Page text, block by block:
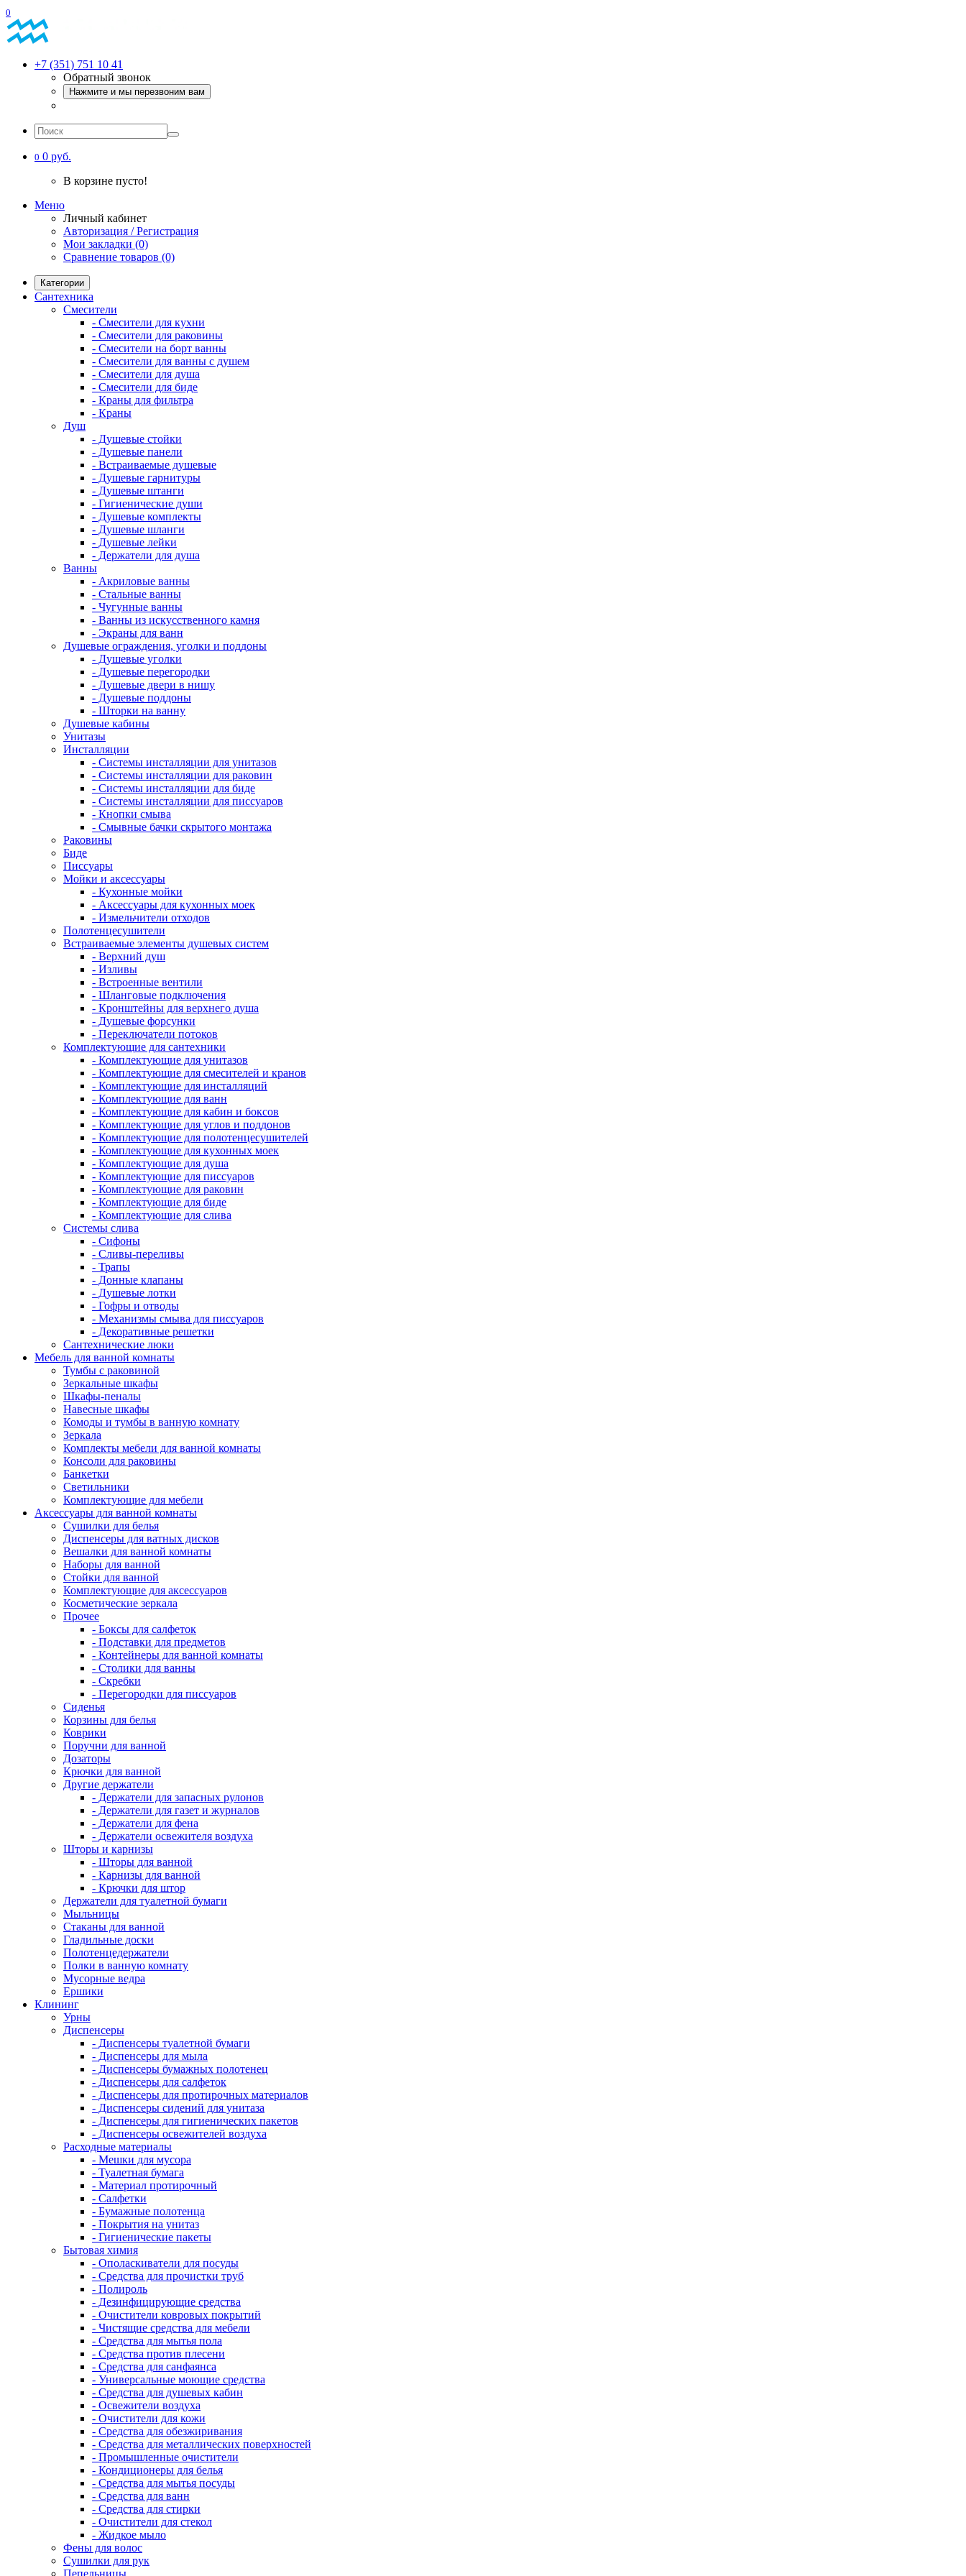
0
+7 (351) 751 10 41
Обратный звонок
Нажмите и мы перезвоним вам
0 0 руб.
В корзине пусто!
Меню
Личный кабинет
Авторизация / Регистрация
Мои закладки (0)
Сравнение товаров (0)
Категории
Сантехника
Смесители
- Смесители для кухни
- Смесители для раковины
- Смесители на борт ванны
- Смесители для ванны с душем
- Смесители для душа
- Смесители для биде
- Краны для фильтра
- Краны
Душ
- Душевые стойки
- Душевые панели
- Встраиваемые душевые
- Душевые гарнитуры
- Душевые штанги
- Гигиенические души
- Душевые комплекты
- Душевые шланги
- Душевые лейки
- Держатели для душа
Ванны
- Акриловые ванны
- Стальные ванны
- Чугунные ванны
- Ванны из искусственного камня
- Экраны для ванн
Душевые ограждения, уголки и поддоны
- Душевые уголки
- Душевые перегородки
- Душевые двери в нишу
- Душевые поддоны
- Шторки на ванну
Душевые кабины
Унитазы
Инсталляции
- Системы инсталляции для унитазов
- Системы инсталляции для раковин
- Системы инсталляции для биде
- Системы инсталляции для писсуаров
- Кнопки смыва
- Смывные бачки скрытого монтажа
Раковины
Биде
Писсуары
Мойки и аксессуары
- Кухонные мойки
- Аксессуары для кухонных моек
- Измельчители отходов
Полотенцесушители
Встраиваемые элементы душевых систем
- Верхний душ
- Изливы
- Встроенные вентили
- Шланговые подключения
- Кронштейны для верхнего душа
- Душевые форсунки
- Переключатели потоков
Комплектующие для сантехники
- Комплектующие для унитазов
- Комплектующие для смесителей и кранов
- Комплектующие для инсталляций
- Комплектующие для ванн
- Комплектующие для кабин и боксов
- Комплектующие для углов и поддонов
- Комплектующие для полотенцесушителей
- Комплектующие для кухонных моек
- Комплектующие для душа
- Комплектующие для писсуаров
- Комплектующие для раковин
- Комплектующие для биде
- Комплектующие для слива
Системы слива
- Сифоны
- Сливы-переливы
- Трапы
- Донные клапаны
- Душевые лотки
- Гофры и отводы
- Механизмы смыва для писсуаров
- Декоративные решетки
Сантехнические люки
Мебель для ванной комнаты
Тумбы с раковиной
Зеркальные шкафы
Шкафы-пеналы
Навесные шкафы
Комоды и тумбы в ванную комнату
Зеркала
Комплекты мебели для ванной комнаты
Консоли для раковины
Банкетки
Светильники
Комплектующие для мебели
Аксессуары для ванной комнаты
Сушилки для белья
Диспенсеры для ватных дисков
Вешалки для ванной комнаты
Наборы для ванной
Стойки для ванной
Комплектующие для аксессуаров
Косметические зеркала
Прочее
- Боксы для салфеток
- Подставки для предметов
- Контейнеры для ванной комнаты
- Столики для ванны
- Скребки
- Перегородки для писсуаров
Сиденья
Корзины для белья
Коврики
Поручни для ванной
Дозаторы
Крючки для ванной
Другие держатели
- Держатели для запасных рулонов
- Держатели для газет и журналов
- Держатели для фена
- Держатели освежителя воздуха
Шторы и карнизы
- Шторы для ванной
- Карнизы для ванной
- Крючки для штор
Держатели для туалетной бумаги
Мыльницы
Стаканы для ванной
Гладильные доски
Полотенцедержатели
Полки в ванную комнату
Мусорные ведра
Ершики
Клининг
Урны
Диспенсеры
- Диспенсеры туалетной бумаги
- Диспенсеры для мыла
- Диспенсеры бумажных полотенец
- Диспенсеры для салфеток
- Диспенсеры для протирочных материалов
- Диспенсеры сидений для унитаза
- Диспенсеры для гигиенических пакетов
- Диспенсеры освежителей воздуха
Расходные материалы
- Мешки для мусора
- Туалетная бумага
- Материал протирочный
- Салфетки
- Бумажные полотенца
- Покрытия на унитаз
- Гигиенические пакеты
Бытовая химия
- Ополаскиватели для посуды
- Средства для прочистки труб
- Полироль
- Дезинфицирующие средства
- Очистители ковровых покрытий
- Чистящие средства для мебели
- Средства для мытья пола
- Средства против плесени
- Средства для санфаянса
- Универсальные моющие средства
- Средства для душевых кабин
- Освежители воздуха
- Очистители для кожи
- Средства для обезжиривания
- Средства для металлических поверхностей
- Промышленные очистители
- Кондиционеры для белья
- Средства для мытья посуды
- Средства для ванн
- Средства для стирки
- Очистители для стекол
- Жидкое мыло
Фены для волос
Сушилки для рук
Пепельницы